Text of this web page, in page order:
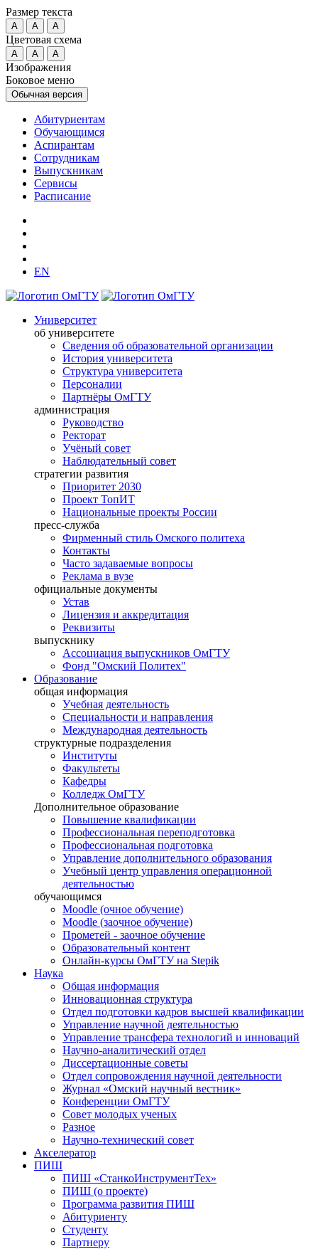
Размер текста
A A A
Цветовая схема
A A A
Изображения
Боковое меню
Обычная версия
Абитуриентам
Обучающимся
Аспирантам
Сотрудникам
Выпускникам
Сервисы
Расписание
EN
Университет
об университете
Сведения об образовательной организации
История университета
Структура университета
Персоналии
Партнёры ОмГТУ
администрация
Руководство
Ректорат
Учёный совет
Наблюдательный совет
стратегии развития
Приоритет 2030
Проект ТопИТ
Национальные проекты России
пресс-служба
Фирменный стиль Омского политеха
Контакты
Часто задаваемые вопросы
Реклама в вузе
официальные документы
Устав
Лицензия и аккредитация
Реквизиты
выпускнику
Ассоциация выпускников ОмГТУ
Фонд "Омский Политех"
Образование
общая информация
Учебная деятельность
Специальности и направления
Международная деятельность
структурные подразделения
Институты
Факультеты
Кафедры
Колледж ОмГТУ
Дополнительное образование
Повышение квалификации
Профессиональная переподготовка
Профессиональная подготовка
Управление дополнительного образования
Учебный центр управления операционной
деятельностью
обучающимся
Moodle (очное обучение)
Moodle (заочное обучение)
Прометей - заочное обучение
Образовательный контент
Онлайн-курсы ОмГТУ на Stepik
Наука
Общая информация
Инновационная структура
Отдел подготовки кадров высшей квалификации
Управление научной деятельностью
Управление трансфера технологий и инноваций
Научно-аналитический отдел
Диссертационные советы
Отдел сопровождения научной деятельности
Журнал «Омский научный вестник»
Конференции ОмГТУ
Совет молодых ученых
Разное
Научно-технический совет
Акселератор
ПИШ
ПИШ «СтанкоИнструментТех»
ПИШ (о проекте)
Программа развития ПИШ
Абитуриенту
Студенту
Партнеру